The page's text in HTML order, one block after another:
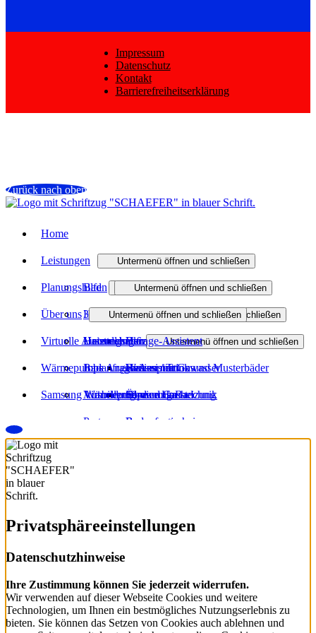
Impressum
Datenschutz
Kontakt
Barrierefreiheitserklärung
Zurück nach oben
Home
Leistungen Untermenü öffnen und schließen
Bad Untermenü öffnen und schließen
Badmodernisierung
Barrierefreies Bad
Badinspiration und Musterbäder
Förderung Bad
Badanfrage
Heizung Untermenü öffnen und schließen
Heizungsmodernisierung
Heizen mit Gas
Öl- und Gasheizung
Regenerativ heizen
Haustechnik Untermenü öffnen und schließen
Wasser / Trinkwasser
Service Haustechnik
Planungshilfen Untermenü öffnen und schließen
3D-Badplaner
Heizungsanfrage-Assistent
Badanfrage-Assistent
Virtueller Showroom
Über uns Untermenü öffnen und schließen
Unternehmen
Jobs
Ausbildung
Partner
Virtuelle Ausstellung
Wärmepumpe Angebot
Samsung Wärmepumpe
Privatsphäre­einstellungen
Datenschutzhinweise
Ihre Zustimmung können Sie jederzeit widerrufen.
Wir verwenden auf dieser Webseite Cookies und weitere
Technologien, um Ihnen ein bestmögliches Nutzungserlebnis zu
bieten. Sie können das Setzen von Cookies auch ablehnen und